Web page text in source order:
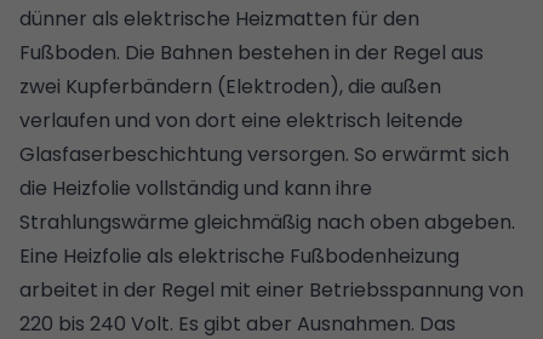
dünner als elektrische Heizmatten für den
Fußboden. Die Bahnen bestehen in der Regel aus
zwei Kupferbändern (Elektroden), die außen
verlaufen und von dort eine elektrisch leitende
Glasfaserbeschichtung versorgen. So erwärmt sich
die Heizfolie vollständig und kann ihre
Strahlungswärme gleichmäßig nach oben abgeben.
Eine Heizfolie als elektrische Fußbodenheizung
arbeitet in der Regel mit einer Betriebsspannung von
220 bis 240 Volt. Es gibt aber Ausnahmen. Das